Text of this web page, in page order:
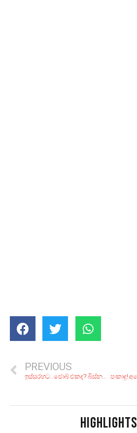
PREVIOUS
ඉස්සරහට.. ජොබ් එකද? බිස්නස් එකක්ද? දෙකමද?
HIGHLIGHTS